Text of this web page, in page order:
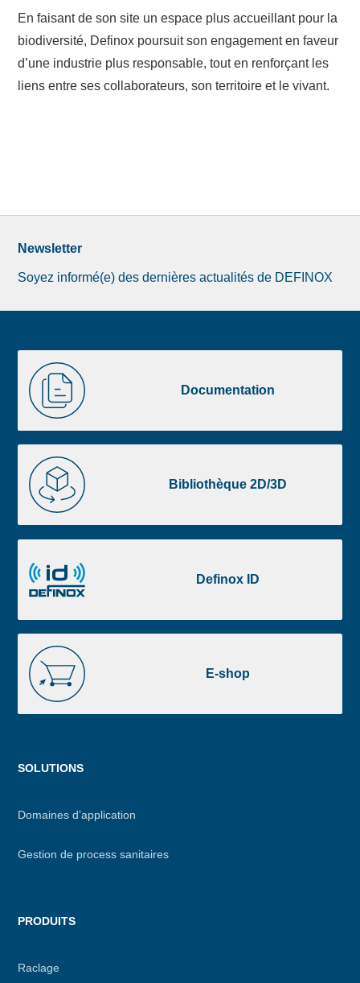
En faisant de son site un espace plus accueillant pour la
biodiversité, Definox poursuit son engagement en faveur
d’une industrie plus responsable, tout en renforçant les
liens entre ses collaborateurs, son territoire et le vivant.
Newsletter
Soyez informé(e) des dernières actualités de DEFINOX
Image
de
liste
footer
Documentation
Documentation
Bibliothèque 2D/3D
Bibliothèque
2D/3D
Definox ID
ID
E-shop
shop
Menu
SOLUTIONS
Domaines d’application
Gestion de process sanitaires
PRODUITS
Raclage